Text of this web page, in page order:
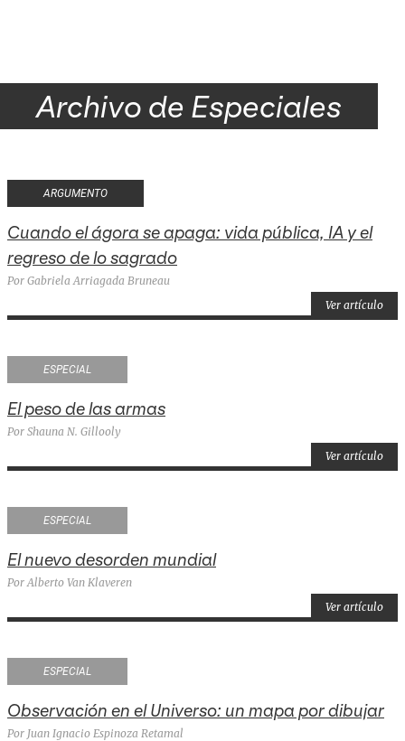
Archivo de Especiales
ARGUMENTO
Cuando el ágora se apaga: vida pública, IA y el
regreso de lo sagrado
Por Gabriela Arriagada Bruneau
Ver artículo
ESPECIAL
El peso de las armas
Por Shauna N. Gillooly
Ver artículo
ESPECIAL
El nuevo desorden mundial
Por Alberto Van Klaveren
Ver artículo
ESPECIAL
Observación en el Universo: un mapa por dibujar
Por Juan Ignacio Espinoza Retamal